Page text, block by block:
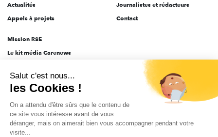
Actualités
Appels à projets
Journalistes et rédacteurs
Contact
Mission RSE
Le kit média Carenews
AEF info
Novethic
PRODURABLE
Inclusiv Day
Salut c'est nous...
les Cookies !
On a attendu d'être sûrs que le contenu de
ce site vous intéresse avant de vous
déranger, mais on aimerait bien vous accompagner pendant votre
visite...